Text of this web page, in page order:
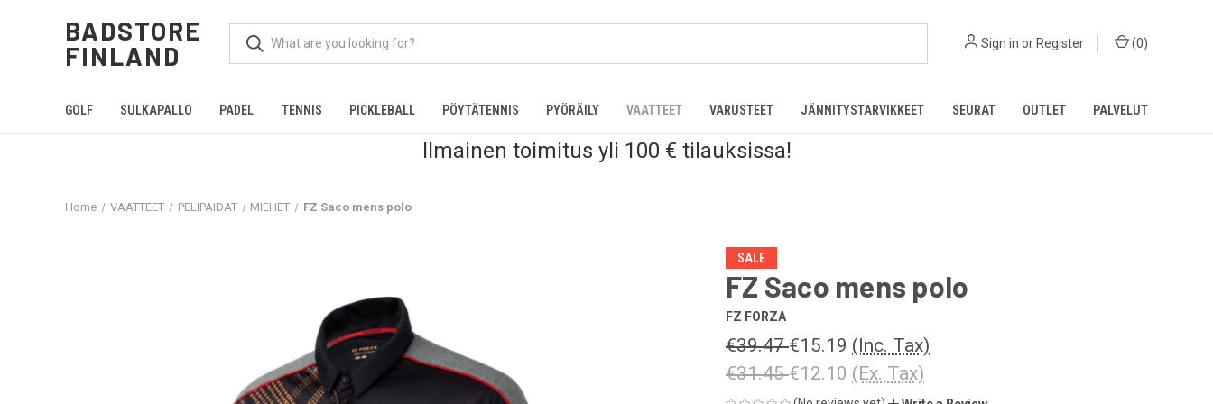
BADSTORE
FINLAND
Sign in orRegister (0)
GOLF SULKAPALLO PADEL TENNIS PICKLEBALL PÖYTÄTENNIS PYÖRÄILY VAATTEET VARUSTEET JÄNNITYSTARVIKKEET SEURAT OUTLET PALVELUT
Ilmainen toimitus yli 100 € tilauksissa!
Home VAATTEET PELIPAIDAT MIEHET FZ Saco mens polo
SALE
FZ Saco mens polo
FZ FORZA
€39.47€15.19 (Inc. Tax)
€31.45€12.10 (Ex. Tax)